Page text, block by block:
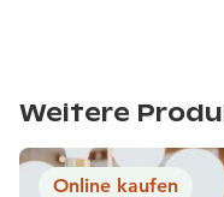
Weitere
Online kaufen